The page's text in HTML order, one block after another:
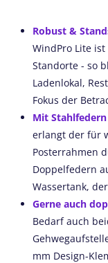
Robust &
WindPro Lite
Standorte - so
Ladenlokal,
Fokus der
Mit
erlangt der für
Posterrahmen
Doppelfedern
Wassertank,
Gerne auch
Bedarf auch
mm Design-